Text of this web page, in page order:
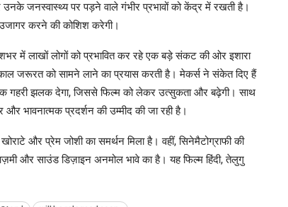
उनके जनस्वास्थ्य पर पड़ने वाले गंभीर प्रभावों को केंद्र में रखती है।
करने की कोशिश करेगी।
में लाखों लोगों को प्रभावित कर रहे एक बड़े संकट की ओर इशारा
जरूरत को सामने लाने का प्रयास करती है। मेकर्स ने संकेत दिए हैं
एक गहरी झलक देगा, जिससे फिल्म को लेकर उत्सुकता और बढ़ेगी। साथ
भावनात्मक प्रदर्शन की उम्मीद की जा रही है।
और प्रेम जोशी का समर्थन मिला है। वहीं, सिनेमैटोग्राफी की
और साउंड डिज़ाइन अनमोल भावे का है। यह फिल्म हिंदी, तेलुगु